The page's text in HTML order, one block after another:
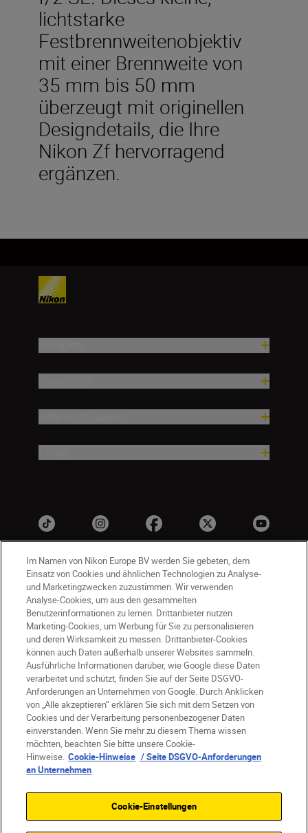
lichtstarke
Festbrennweitenobjektiv
mit einer Brennweite von
35 mm bis 50 mm
überzeugt mit originellen
Designdetails, die Ihre
Nikon Zf hervorragend
ergänzen.
DE Nikon Sites
Kontakt
Datenschutzhinweis
Nutzungsbedingungen
Geschäftsbedingungen des Nikon Stores
Cookie-Hinweise
Barrierefreiheit
Cookie-Einstellungen
© 2026 Nikon
SKIP
Im Namen von Nikon Europe BV werden Sie gebeten, dem
Einsatz von Cookies und ähnlichen Technologien zu Analyse-
und Marketingzwecken zuzustimmen. Wir verwenden
Analyse-Cookies, um aus den gesammelten
Benutzerinformationen zu lernen. Drittanbieter nutzen
Marketing-Cookies, um Werbung für Sie zu personalisieren
und deren Wirksamkeit zu messen. Drittanbieter-Cookies
können auch Daten außerhalb unserer Websites sammeln.
Ausführliche Informationen darüber, wie Google diese Daten
verarbeitet und schützt, finden Sie auf der Seite DSGVO-
Anforderungen an Unternehmen von Google. Durch Anklicken
von „Alle akzeptieren“ erklären Sie sich mit dem Setzen von
Cookies und der Verarbeitung personenbezogener Daten
einverstanden. Wenn Sie mehr zu diesem Thema wissen
möchten, beachten Sie bitte unsere Cookie-
Hinweise. Cookie-Hinweise / Seite DSGVO-Anforderungen
an Unternehmen
Cookie-Einstellungen